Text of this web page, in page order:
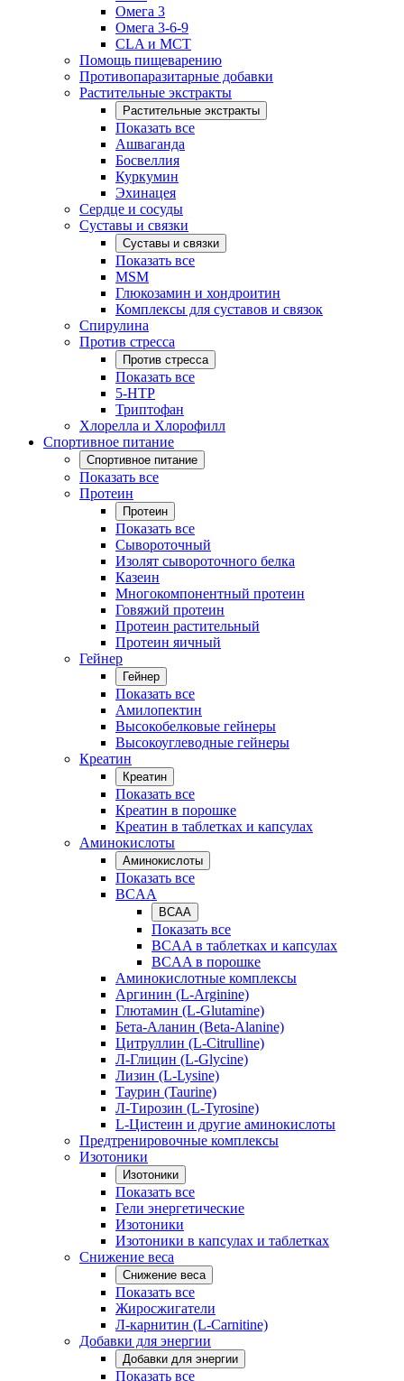
Омега 3
Омега 3-6-9
CLA и MCT
Помощь пищеварению
Противопаразитарные добавки
Растительные экстракты
Растительные экстракты
Показать все
Ашваганда
Босвеллия
Куркумин
Эхинацея
Сердце и сосуды
Суставы и связки
Суставы и связки
Показать все
MSM
Глюкозамин и хондроитин
Комплексы для суставов и связок
Спирулина
Против стресса
Против стресса
Показать все
5-HTP
Триптофан
Хлорелла и Хлорофилл
Спортивное питание
Спортивное питание
Показать все
Протеин
Протеин
Показать все
Сывороточный
Изолят сывороточного белка
Казеин
Многокомпонентный протеин
Говяжий протеин
Протеин растительный
Протеин яичный
Гейнер
Гейнер
Показать все
Амилопектин
Высокобелковые гейнеры
Высокоуглеводные гейнеры
Креатин
Креатин
Показать все
Креатин в порошке
Креатин в таблетках и капсулах
Аминокислоты
Аминокислоты
Показать все
BCAA
BCAA
Показать все
BCAA в таблетках и капсулах
BCAA в порошке
Аминокислотные комплексы
Аргинин (L-Arginine)
Глютамин (L-Glutamine)
Бета-Аланин (Beta-Alanine)
Цитруллин (L-Citrulline)
Л-Глицин (L-Glycine)
Лизин (L-Lysine)
Таурин (Taurine)
Л-Тирозин (L-Tyrosine)
L-Цистеин и другие аминокислоты
Предтренировочные комплексы
Изотоники
Изотоники
Показать все
Гели энергетические
Изотоники
Изотоники в капсулах и таблетках
Снижение веса
Снижение веса
Показать все
Жиросжигатели
Л-карнитин (L-Carnitine)
Добавки для энергии
Добавки для энергии
Показать все